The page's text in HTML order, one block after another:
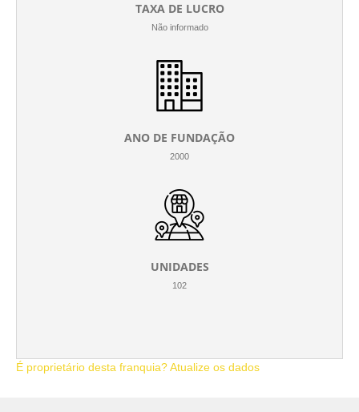
TAXA DE LUCRO
Não informado
ANO DE FUNDAÇÃO
2000
UNIDADES
102
É proprietário desta franquia? Atualize os dados